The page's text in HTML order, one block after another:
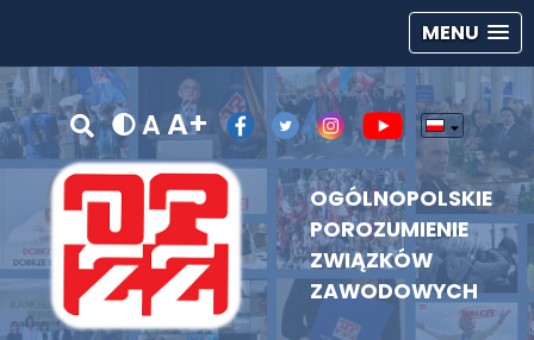
MENU
A A+
OGÓLNOPOLSKIE
POROZUMIENIE
ZWIĄZKÓW
ZAWODOWYCH